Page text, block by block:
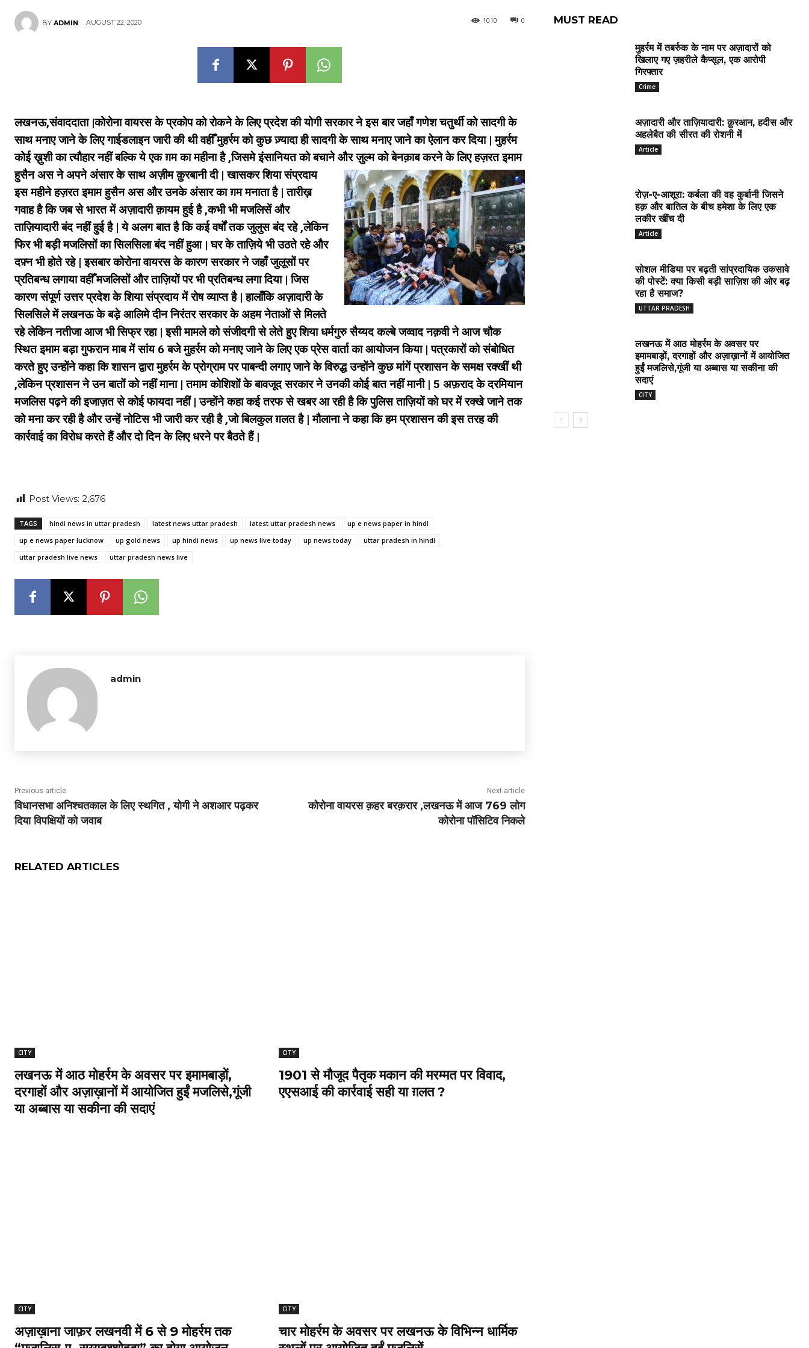
BY ADMIN AUGUST 22, 2020 0
1010
लखनऊ,संवाददाता |कोरोना वायरस के प्रकोप को रोकने के लिए प्रदेश की योगी सरकार ने इस बार जहाँ गणेश चतुर्थी को सादगी के
साथ मनाए जाने के लिए गाईडलाइन जारी की थी वहीँ मुहर्रम को कुछ ज़्यादा ही सादगी के साथ मनाए जाने का ऐलान कर दिया | मुहर्रम
कोई ख़ुशी का त्यौहार नहीं बल्कि ये एक ग़म का महीना है ,जिसमे इंसानियत को बचाने और ज़ुल्म को बेनक़ाब करने के लिए हज़रत इमाम
हुसैन अस ने अपने अंसार के साथ अज़ीम क़ुरबानी दी | खासकर शिया संप्रदाय
इस महीने हज़रत इमाम हुसैन अस और उनके अंसार का ग़म मनाता है | तारीख़
गवाह है कि जब से भारत में अज़ादारी क़ायम हुई है ,कभी भी मजलिसें और
ताज़ियादारी बंद नहीं हुई है | ये अलग बात है कि कई वर्षों तक जुलुस बंद रहे ,लेकिन
फिर भी बड़ी मजलिसों का सिलसिला बंद नहीं हुआ | घर के ताज़िये भी उठते रहे और
दफ़्न भी होते रहे | इसबार कोरोना वायरस के कारण सरकार ने जहाँ जुलूसों पर
प्रतिबन्ध लगाया वहीँ मजलिसों और ताज़ियों पर भी प्रतिबन्ध लगा दिया | जिस
कारण संपूर्ण उत्तर प्रदेश के शिया संप्रदाय में रोष व्याप्त है | हालाँकि अज़ादारी के
सिलसिले में लखनऊ के बड़े आलिमे दीन निरंतर सरकार के अहम नेताओं से मिलते
रहे लेकिन नतीजा आज भी सिफ्र रहा | इसी मामले को संजीदगी से लेते हुए शिया धर्मगुरु सैय्यद कल्बे जव्वाद नक़वी ने आज चौक
स्थित इमाम बड़ा गुफरान माबमें सांय 6 बजे मुहर्रम को मनाए जाने के लिए एक प्रेस वार्ता का आयोजन किया | पत्रकारों को संबोधित
करते हुए उन्होंने कहा कि शासन द्वारा मुहर्रम के प्रोग्राम पर पाबन्दी लगाए जाने के विरुद्ध उन्होंने कुछ मांगें प्रशासन के समक्ष रक्खीं थी
,लेकिन प्रशासन ने उन बातों को नहीं माना | तमाम कोशिशों के बावजूद सरकार ने उनकी कोई बात नहीं मानी | 5 अफ़राद के दरमियान
मजलिस पढ़ने की इजाज़त से कोई फायदा नहीं | उन्होंने कहा कई तरफ से खबर आ रही है कि पुलिस ताज़ियों को घर में रक्खे जाने तक
को मना कर रही है और उन्हें नोटिस भी जारी कर रही है ,जो बिलकुल ग़लत है | मौलाना ने कहा कि हम प्रशासन की इस तरह की
कार्रवाई का विरोध करते हैं और दो दिन के लिए धरने पर बैठते हैं |
Post Views: 2,676
TAGS hindi news in uttar pradesh latest news uttar pradesh latest uttar pradesh news
up e news paper in hindi
up e news paper lucknow
up gold news up hindi news up news live today up news today
uttar pradesh in hindi
uttar pradesh live news
uttar pradesh news live
admin
Previous article
विधानसभा अनिश्चतकाल के लिए स्थगित , योगी ने अशआर पढ़कर
दिया विपक्षियों को जवाब
Next article
कोरोना वायरस क़हर बरक़रार ,लखनऊ में आज 769 लोग
कोरोना पॉसिटिव निकले
RELATED ARTICLES
CITY
लखनऊ में आठ मोहर्रम के अवसर पर इमामबाड़ों,
दरगाहों और अज़ाख़ानों में आयोजित हुईं मजलिसे,गूंजी
या अब्बास या सकीना की सदाएं
CITY
1901 से मौजूद पैतृक मकान की मरम्मत पर विवाद,
एएसआई की कार्रवाई सही या ग़लत ?
CITY
अज़ाख़ाना जाफ़र लखनवी में 6 से 9 मोहर्रम तक
CITY
चार मोहर्रम के अवसर पर लखनऊ के विभिन्न धार्मिक
MUST READ
मुहर्रम में तबर्रुक के नाम पर अज़ादारों को
खिलाए गए ज़हरीले कैप्सूल, एक आरोपी
गिरफ्तार
Crime
अज़ादारी और ताज़ियादारी: क़ुरआन, हदीस और
अहलेबैत की सीरत की रोशनी में
Article
रोज़-ए-आशूरा: कर्बला की वह कुर्बानी जिसने
हक़ और बातिल के बीच हमेशा के लिए एक
लकीर खींच दी
Article
सोशल मीडिया पर बढ़ती सांप्रदायिक उकसावे
की पोस्टें: क्या किसी बड़ी साज़िश की ओर बढ़
रहा है समाज?
UTTAR PRADESH
लखनऊ में आठ मोहर्रम के अवसर पर
इमामबाड़ों, दरगाहों और अज़ाख़ानों में आयोजित
हुईं मजलिसे,गूंजी या अब्बास या सकीना की
सदाएं
CITY